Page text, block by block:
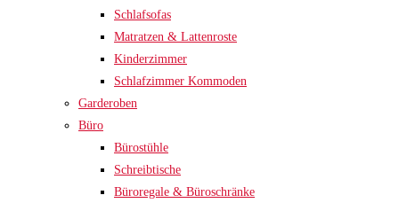
Schlafsofas
Matratzen & Lattenroste
Kinderzimmer
Schlafzimmer Kommoden
Garderoben
Büro
Bürostühle
Schreibtische
Büroregale & Büroschränke